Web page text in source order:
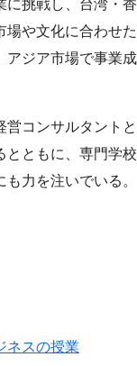
に挑戦し、台湾・
場や文化に合わせ
アジア市場で事業
営コンサルタント
とともに、専門学
力を注いでいる。
ネスの授業